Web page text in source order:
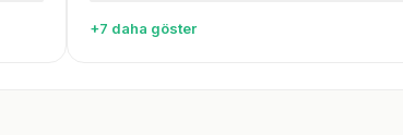
+7 daha göster